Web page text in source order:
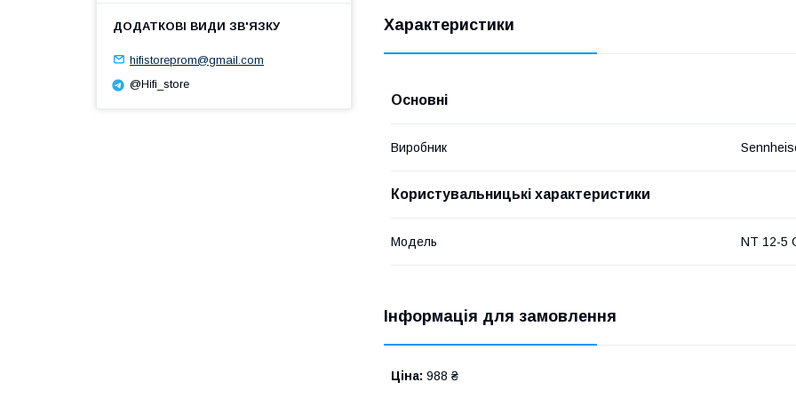
Характеристики
Основні
Виробник
Користувальницькі характеристики
Мoдель NT 12-5
Інформація для замовлення
Ціна: 988 ₴
hifistoreprom@gmail.com
@Hifi_store